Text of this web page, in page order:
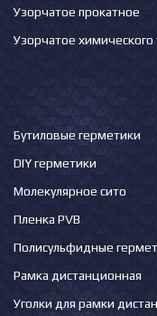
Узорчатое прокатное
Узорчатое химического
Бутиловые герметики
DIY герметики
Молекулярное сито
Пленка PVB
Полисульфидные
Рамка дистанционная
Уголки для рамки